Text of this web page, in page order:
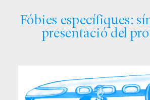
Fóbies específiques:
presentació del